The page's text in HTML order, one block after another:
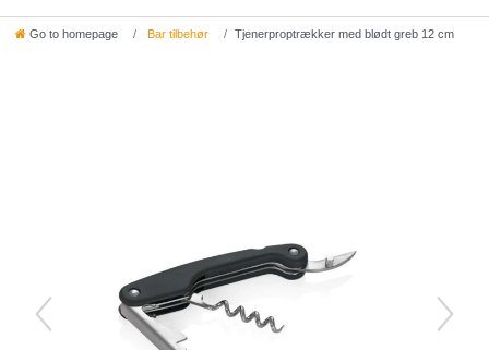
Go to homepage Bar tilbehør Tjenerproptrækker med blødt greb 12 cm